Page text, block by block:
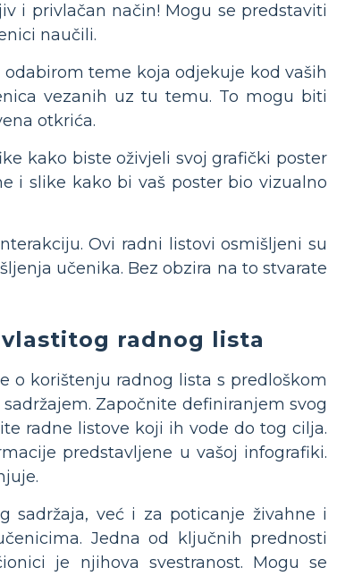
i privlačan način! Mogu se predstaviti
naučili.
teme koja odjekuje kod vaših
vezanih uz tu temu. To mogu biti
otkrića.
kako biste oživjeli svoj grafički poster
i slike kako bi vaš poster bio vizualno
Ovi radni listovi osmišljeni su
učenika. Bez obzira na to stvarate
radnog lista
o korištenju radnog lista s predloškom
Započnite definiranjem svog
radne listove koji ih vode do tog cilja.
predstavljene u vašoj infografiki.
sadržaja, već i za poticanje živahne i
Jedna od ključnih prednosti
je njihova svestranost. Mogu se